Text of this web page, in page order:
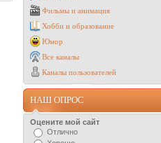
Фильмы и анимация
Хобби и образование
Юмор
Все каналы
Каналы пользователей
НАШ ОПРОС
Оцените мой сайт
Отлично